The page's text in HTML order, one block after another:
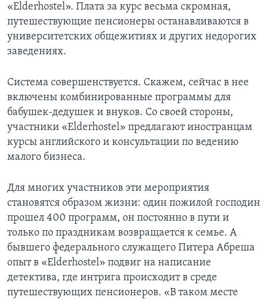
«Elderhostel». Плата за курс весьма скромная,
путешествующие пенсионеры останавливаются в
университетских общежитиях и других недорогих
заведениях.
Система совершенствуется. Скажем, сейчас в нее
включены комбинированные программы для
бабушек-дедушек и внуков. Со своей стороны,
участники «Elderhostel» предлагают иностранцам
курсы английского и консультации по ведению
малого бизнеса.
Для многих участников эти мероприятия
становятся образом жизни: один пожилой господин
прошел 400 программ, он постоянно в пути и
только по праздникам возвращается к семье. А
бывшего федерального служащего Питера Абреша
опыт в «Elderhostel» подвиг на написание
детектива, где интрига происходит в среде
путешествующих пенсионеров. «В таком месте